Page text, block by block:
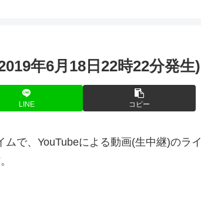
年6月18日22時22分発生)
LINE コピー
ムで、YouTubeによる動画(生中継)のライ